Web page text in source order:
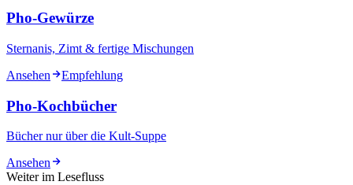
Pho-Gewürze
Sternanis, Zimt & fertige Mischungen
Ansehen
Empfehlung
Pho-Kochbücher
Bücher nur über die Kult-Suppe
Ansehen
Weiter im Lesefluss